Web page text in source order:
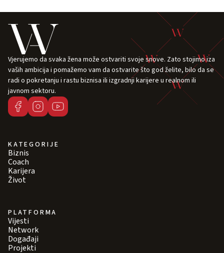
Vjerujemo da svaka žena može ostvariti svoje snove. Zato stojimo iza
vaših ambicija i pomažemo vam da ostvarite što god želite, bilo da se
radi o pokretanju i rastu biznisa ili izgradnji karijere u realnom ili
javnom sektoru.
KATEGORIJE
Biznis
Coach
Karijera
Život
PLATFORMA
Vijesti
Network
Događaji
Projekti